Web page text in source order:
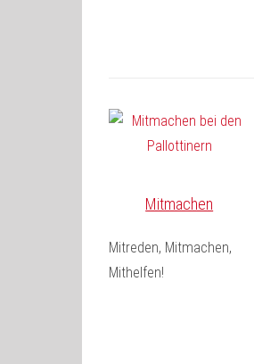
Mitmachen
Mitreden, Mitmachen,
Mithelfen!